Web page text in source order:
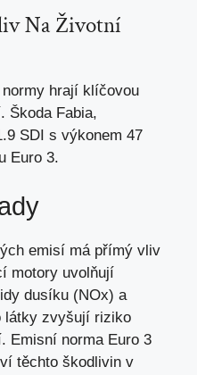
Na Životní
hrají klíčovou
Škoda Fabia,
SDI s výkonem 47
Euro 3.
emisí má přímý vliv
motory uvolňují
dusíku (NOx) a
látky zvyšují riziko
Emisní norma Euro 3
těchto škodlivin v